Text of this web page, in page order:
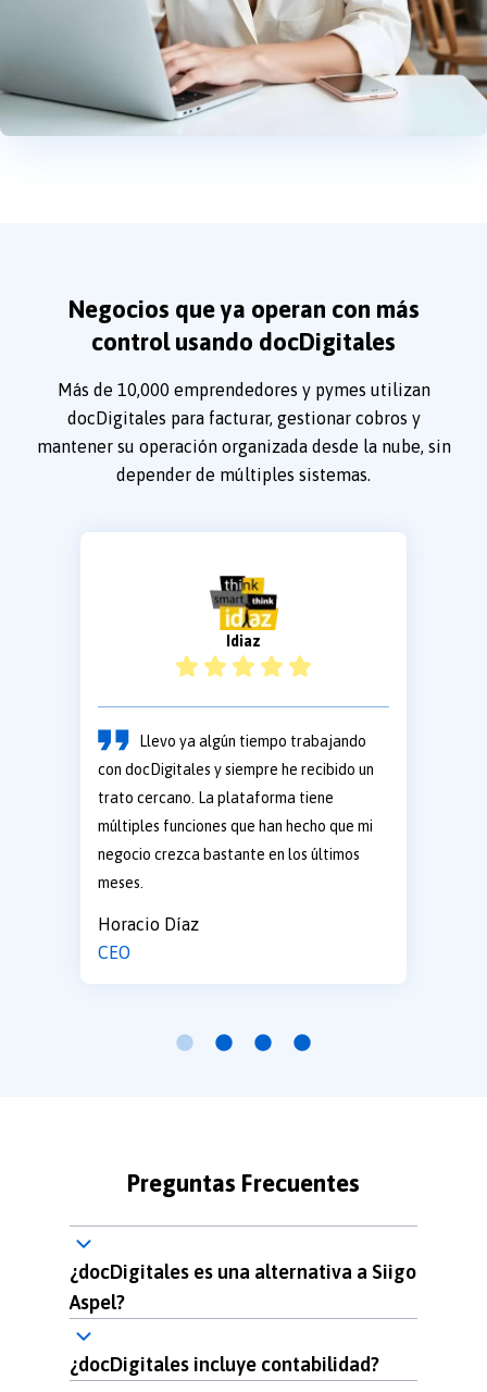
Negocios que ya operan con más
control usando docDigitales
Más de 10,000 emprendedores y pymes utilizan
docDigitales para facturar, gestionar cobros y
mantener su operación organizada desde la nube, sin
depender de múltiples sistemas.
Idiaz
Llevo ya algún tiempo trabajando
con docDigitales y siempre he recibido un
trato cercano. La plataforma tiene
múltiples funciones que han hecho que mi
negocio crezca bastante en los últimos
meses.
Horacio Díaz
CEO
Preguntas Frecuentes
¿docDigitales es una alternativa a Siigo
Aspel?
¿docDigitales incluye contabilidad?